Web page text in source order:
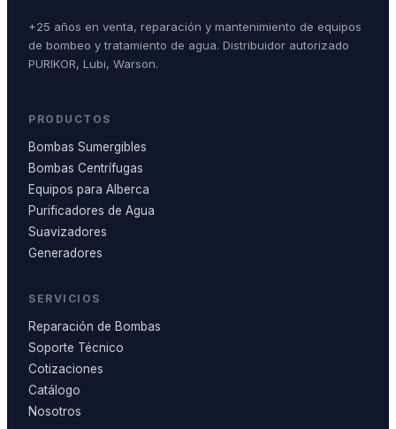
+25 años en venta, reparación y mantenimiento de equipos
de bombeo y tratamiento de agua. Distribuidor autorizado
PURIKOR, Lubi, Warson.
PRODUCTOS
Bombas Sumergibles
Bombas Centrífugas
Equipos para Alberca
Purificadores de Agua
Suavizadores
Generadores
SERVICIOS
Reparación de Bombas
Soporte Técnico
Cotizaciones
Catálogo
Nosotros